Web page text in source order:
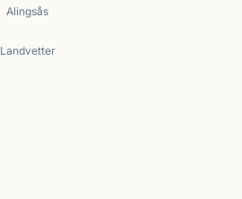
Alingsås
Landvetter